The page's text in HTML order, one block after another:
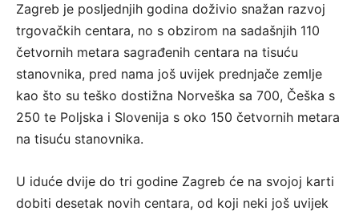
Zagreb je posljednjih godina doživio snažan razvoj
trgovačkih centara, no s obzirom na sadašnjih 110
četvornih metara sagrađenih centara na tisuću
stanovnika, pred nama još uvijek prednjače zemlje
kao što su teško dostižna Norveška sa 700, Češka s
250 te Poljska i Slovenija s oko 150 četvornih metara
na tisuću stanovnika.
U iduće dvije do tri godine Zagreb će na svojoj karti
dobiti desetak novih centara, od koji neki još uvijek